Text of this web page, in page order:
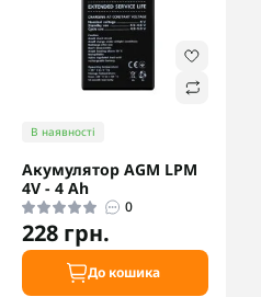
В наявності
Акумулятор AGM LPM
4V - 4 Ah
0
228 грн.
До кошика